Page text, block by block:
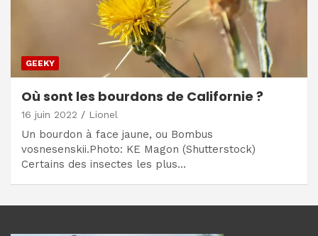
GEEKY
Où sont les bourdons de Californie ?
16 juin 2022 Lionel
Un bourdon à face jaune, ou Bombus
vosnesenskii.Photo: KE Magon (Shutterstock)
Certains des insectes les plus…